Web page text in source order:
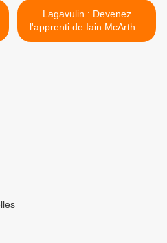
Lagavulin : Devenez
l'apprenti de Iain McArthur
>